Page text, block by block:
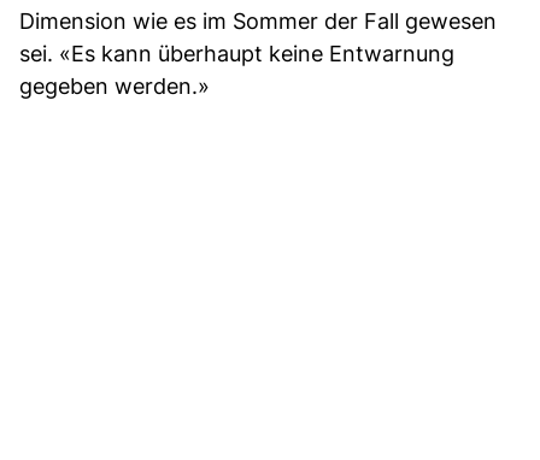
Dimension wie es im Sommer der Fall gewesen
sei. «Es kann überhaupt keine Entwarnung
gegeben werden.»